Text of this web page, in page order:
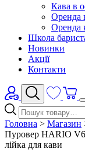
Кава в
Оренда
Оренда
Школа
Новинки
Акції
Контакти
Головна > Магазин
Пуровер HARIO
лійка для кави